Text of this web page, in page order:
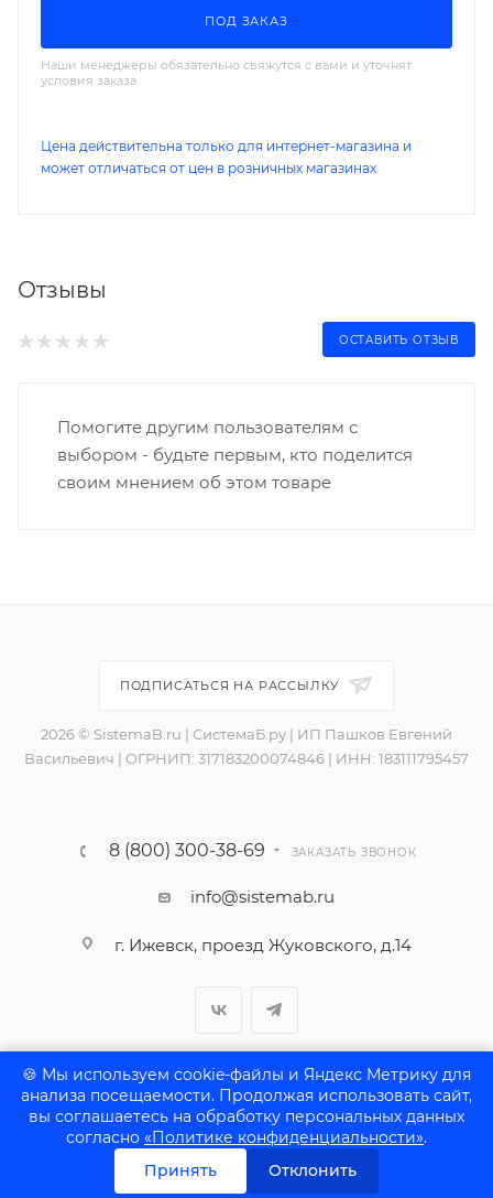
ПОД ЗАКАЗ
Наши менеджеры обязательно свяжутся с вами и уточнят
условия заказа
Цена действительна только для интернет-магазина и
может отличаться от цен в розничных магазинах
Отзывы
ОСТАВИТЬ ОТЗЫВ
Помогите другим пользователям с
выбором - будьте первым, кто поделится
своим мнением об этом товаре
ПОДПИСАТЬСЯ НА РАССЫЛКУ
2026 © SistemaB.ru | СистемаБ.ру | ИП Пашков Евгений
Васильевич | ОГРНИП: 317183200074846 | ИНН: 183111795457
8 (800) 300-38-69 ЗАКАЗАТЬ ЗВОНОК
info@sistemab.ru
г. Ижевск, проезд Жуковского, д.14
ПОЛИТИКА КОНФИДЕНЦИАЛЬНОСТИ
🍪 Мы используем cookie-файлы и Яндекс Метрику для
анализа посещаемости. Продолжая использовать сайт,
вы соглашаетесь на обработку персональных данных
согласно «Политике конфиденциальности».
Принять
Отклонить